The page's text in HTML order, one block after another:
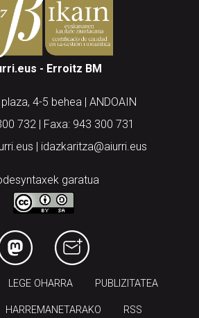
- Erroitz BM
4-5 behea | ANDOAIN
732 | Faxa: 943 300 731
| idazkaritza@aiurri.eus
garatua
LEGE OHARRA PUBLIZITATEA
HARREMANETARAKO RSS